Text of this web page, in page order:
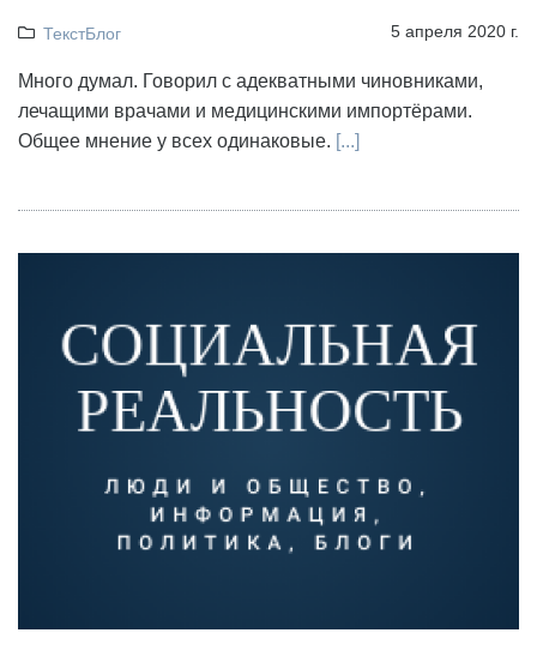
ТекстБлог 5 апреля 2020 г.
Много думал. Говорил с адекватными чиновниками,
лечащими врачами и медицинскими импортёрами.
Общее мнение у всех одинаковые. [...]